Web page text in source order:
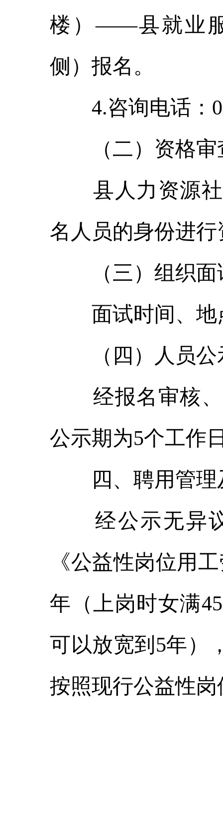
楼）——县就业
侧）报名。
4.咨询电话：
（二）资格审
县人力资源社
名人员的身份进
（三）组织面
面试时间、地
（四）人员公
经报名审核、
公示期为5个工作
四、聘用管理
经公示无异议
《公益性岗位用
年（上岗时女满
可以放宽到5年）
按照现行公益性